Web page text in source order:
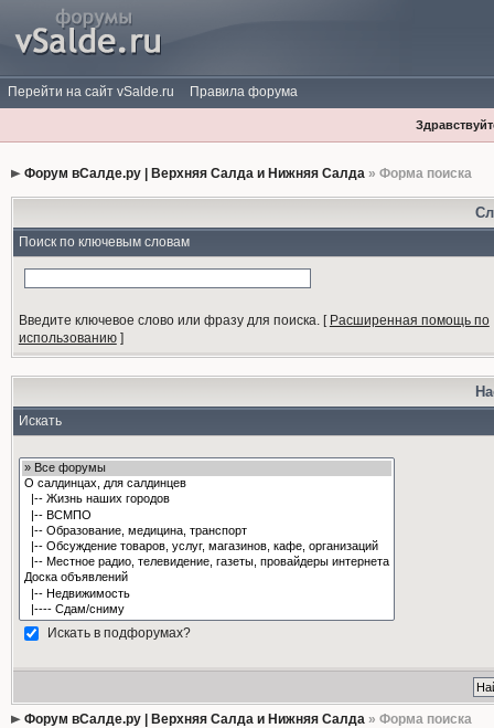
Перейти на сайт vSalde.ru Правила форума
Форум вСалде.ру | Верхняя Салда и Нижняя Салда» Форма поиска
Поиск по ключевым словам
Введите ключевое слово или фразу для поиска.[ Расширенная помощь по
использованию]
Искать
Искать в подфорумах?
Форум вСалде.ру | Верхняя Салда и Нижняя Салда» Форма поиска